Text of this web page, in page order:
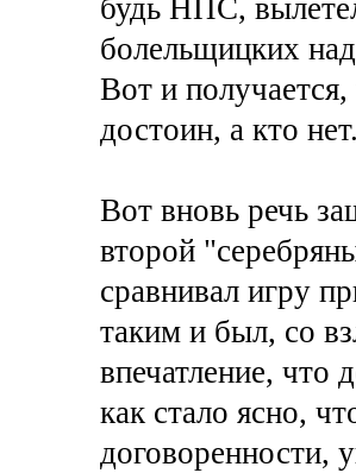
будь НПС,
болельщицких
Вот и
достоин, а кто нет.
Вот вновь речь
второй
сравнивал игру
таким и был, со
впечатление, что
как стало ясно,
договоренности,